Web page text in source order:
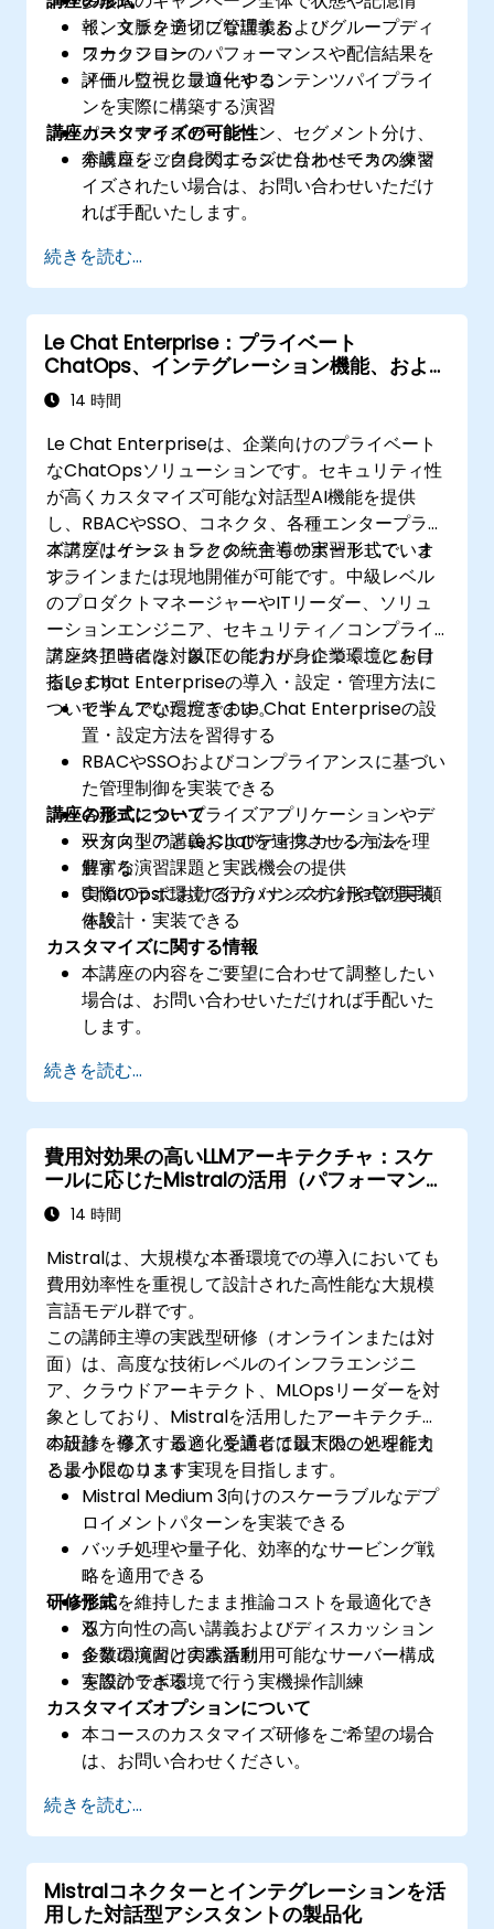
報、文脈を適切に管理する
ワークフローのパフォーマンスや配信結果を
評価・監視し最適化する
インタラクティブな講義およびグループディ
スカッション
メールワークフローやコンテンツパイプライ
ンを実際に構築する演習
パーソナライゼーション、セグメント分け、
分岐ロジックに関するシナリオベースの練習
講座カスタマイズの可能性
本講座をご自身のニーズに合わせてカスタマ
イズされたい場合は、お問い合わせいただけ
れば手配いたします。
続きを読む...
Le Chat Enterprise：プライベート
ChatOps、インテグレーション機能、および
管理制御
14 時間
Le Chat Enterpriseは、企業向けのプライベート
なChatOpsソリューションです。セキュリティ性
が高くカスタマイズ可能な対話型AI機能を提供
し、RBACやSSO、コネクタ、各種エンタープライ
ズアプリケーションとの統合もサポートしていま
す。
本講座はインストラクター主導の実習形式で、オ
ンラインまたは現地開催が可能です。中級レベル
のプロダクトマネージャーやITリーダー、ソリュ
ーションエンジニア、セキュリティ／コンプライ
アンス担当者を対象にしており、企業環境におけ
るLe Chat Enterpriseの導入・設定・管理方法に
ついて学んでいただきます。
講座終了時には、以下の能力が身につくことを目
指します：
セキュアな環境でのLe Chat Enterpriseの設
置・設定方法を習得する
RBACやSSOおよびコンプライアンスに基づい
た管理制御を実装できる
各種エンタープライズアプリケーションやデ
ータストアとLe Chatを連携させる方法を理
解する
ChatOpsにおけるガバナンス方針や管理手順
を設計・実装できる
講座の形式について
双方向型の講義およびディスカッション
豊富な演習課題と実践機会の提供
実際のラボ環境で行うハンズオン形式の実装
体験
カスタマイズに関する情報
本講座の内容をご要望に合わせて調整したい
場合は、お問い合わせいただければ手配いた
します。
続きを読む...
費用対効果の高いLLMアーキテクチャ：スケ
ールに応じたMistralの活用（パフォーマンス
とコスト最適化）
14 時間
Mistralは、大規模な本番環境での導入においても
費用効率性を重視して設計された高性能な大規模
言語モデル群です。
この講師主導の実践型研修（オンラインまたは対
面）は、高度な技術レベルのインフラエンジニ
ア、クラウドアーキテクト、MLOpsリーダーを対
象としており、Mistralを活用したアーキテクチャ
の設計・導入・最適化を通じて最大限の処理能力
と最小限のコスト実現を目指します。
本研修を修了すると、受講者は以下のことを行え
るようになります：
Mistral Medium 3向けのスケーラブルなデプ
ロイメントパターンを実装できる
バッチ処理や量子化、効率的なサービング戦
略を適用できる
性能を維持したまま推論コストを最適化でき
る
企業環境向けの本番利用可能なサーバー構成
を設計できる
研修形式
双方向性の高い講義およびディスカッション
多数の演習と実践活動
実際のラボ環境で行う実機操作訓練
カスタマイズオプションについて
本コースのカスタマイズ研修をご希望の場合
は、お問い合わせください。
続きを読む...
Mistralコネクターとインテグレーションを活
用した対話型アシスタントの製品化